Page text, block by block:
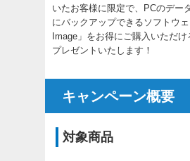
いたお客様に限定で、PCのデー
にバックアップできるソフトウ
Image」をお得にご購入いただ
プレゼントいたします！
キャンペーン概要
対象商品